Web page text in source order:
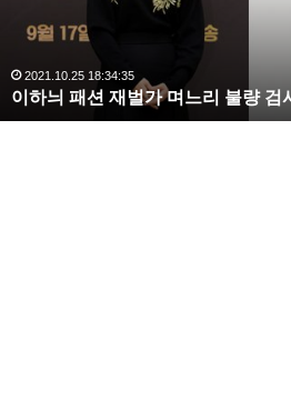
며
느
리
2021.10.25 18:34:35
이하늬 패션 재벌가 며느리 불량 검